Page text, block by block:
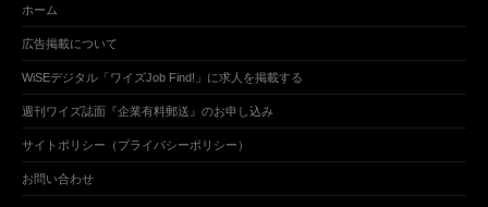
ホーム
広告掲載について
WiSEデジタル「ワイズJob Find!」に求人を掲載する
週刊ワイズ誌面『企業有料郵送』のお申し込み
サイトポリシー（プライバシーポリシー）
お問い合わせ